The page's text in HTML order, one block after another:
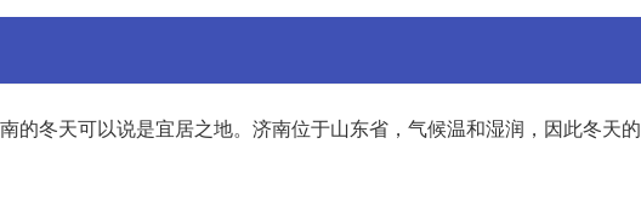
的冬天可以说是宜居之地。济南位于山东省，气候温和湿润，因此冬天的